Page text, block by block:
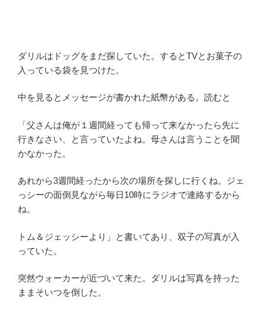
ダリルはドッグをまだ探していた。するとTVとお菓子の
入っている袋を見つけた。
中を見るとメッセージが書かれた紙幣がある。読むと
「父さんは俺が１週間経っても帰って来なかったら先に
行きなさい、と言っていたよね。母さんは言うことを聞
かなかった。
あれから3週間経ったから次の場所を探しに行くね。ジェ
っシーの面倒見ながら毎日10時にラジオで連絡するから
ね。
トム＆ジェッシーより」と書いてあり、双子の写真が入
っていた。
突然ウォーカーが近づいて来た。ダリルは写真を持った
ままそいつを倒した。